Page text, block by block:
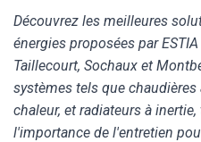
Découvrez les meilleures
énergies proposées par ESTIA
Taillecourt, Sochaux et
systèmes tels que
chaleur, et radiateurs à
l'importance de l'entretien